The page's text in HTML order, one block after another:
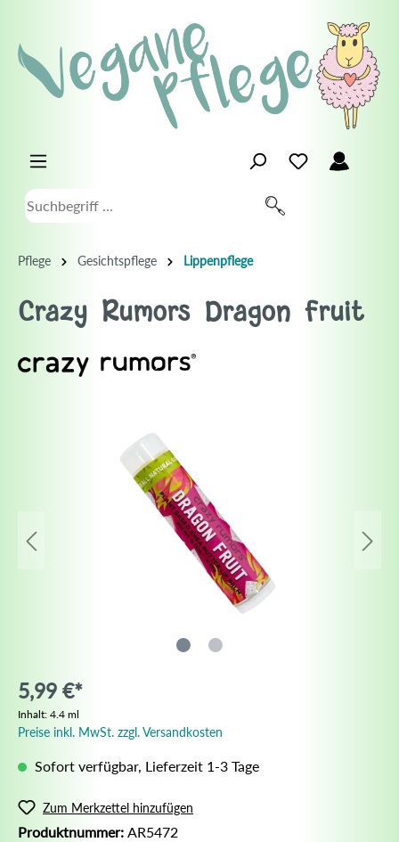
Pflege Gesichtspflege Lippenpflege
Crazy Rumors Dragon Fruit
5,99 €*
Inhalt: 4.4 ml
Preise inkl. MwSt. zzgl. Versandkosten
Sofort verfügbar, Lieferzeit 1-3 Tage
Zum Merkzettel hinzufügen
Produktnummer: AR5472